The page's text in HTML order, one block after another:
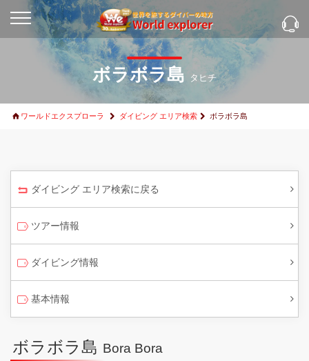
ボラボラ島 タヒチ
ワールドエクスプローラ ダイビング エリア検索 ボラボラ島
ダイビング エリア検索に戻る
ツアー情報
ダイビング情報
基本情報
ボラボラ島 Bora Bora